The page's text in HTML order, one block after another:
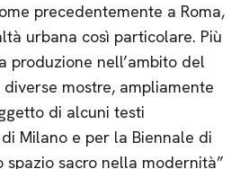
precedentemente a Roma,
urbana così particolare. Più
produzione nell’ambito del
mostre, ampliamente
di alcuni testi
Milano e per la Biennale di
sacro nella modernità”